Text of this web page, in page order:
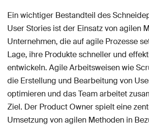
Ein wichtiger Bestandteil des
User Stories ist der Einsatz von agilen
Unternehmen, die auf agile Prozesse
Lage, ihre Produkte schneller und
entwickeln. Agile Arbeitsweisen wie
die Erstellung und Bearbeitung von
optimieren und das Team arbeitet
Ziel. Der Product Owner spielt eine
Umsetzung von agilen Methoden in